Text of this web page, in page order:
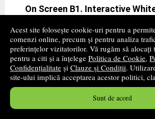
Acest site folosește cookie-uri pentru a
comenzi online, precum și pentru analiza
preferințelor vizitatorilor. Vă rugăm să alocați
pentru a citi și a înțelege Politica de Cookie,
Confidențialitate și Clauze și Condiții.
site-ului implică acceptarea acestor politici,
Sunt de acord
On Screen B1. Interactive
Autor(i): Jenny Dooley
Editura:EXPRESS PUBLISHING
promoție
URS LB. ENGLEZA ON SCREEN B1
TABLA INTERACTIVA 978-1-4715-